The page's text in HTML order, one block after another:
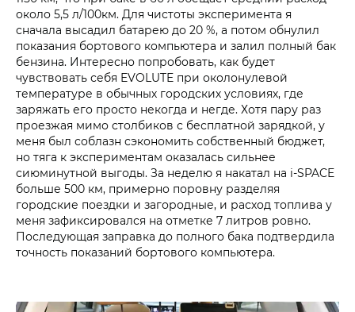
около 5,5 л/100км. Для чистоты эксперимента я
сначала высадил батарею до 20 %, а потом обнулил
показания бортового компьютера и залил полный бак
бензина. Интересно попробовать, как будет
чувствовать себя EVOLUTE при околонулевой
температуре в обычных городских условиях, где
заряжать его просто некогда и негде. Хотя пару раз
проезжая мимо столбиков с бесплатной зарядкой, у
меня был соблазн сэкономить собственный бюджет,
но тяга к экспериментам оказалась сильнее
сиюминутной выгоды. За неделю я накатал на i‑SPACE
больше 500 км, примерно поровну разделяя
городские поездки и загородные, и расход топлива у
меня зафиксировался на отметке 7 литров ровно.
Последующая заправка до полного бака подтвердила
точность показаний бортового компьютера.